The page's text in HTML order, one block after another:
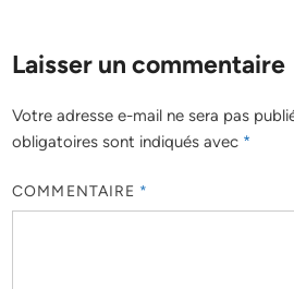
Laisser un commentaire
Votre adresse e-mail ne sera pas
obligatoires sont indiqués avec *
COMMENTAIRE *